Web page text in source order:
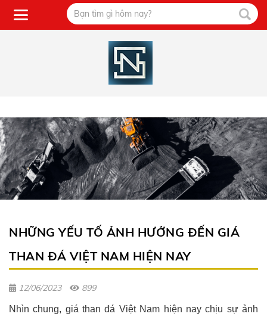
NHỮNG YẾU TỐ ẢNH HƯỞNG ĐẾN GIÁ
THAN ĐÁ VIỆT NAM HIỆN NAY
12/06/2023 899
Nhìn chung, giá than đá Việt Nam hiện nay chịu sự ảnh